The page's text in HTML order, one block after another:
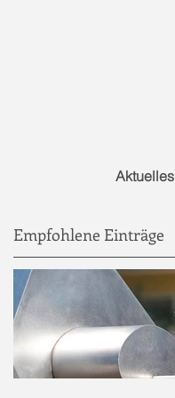
Aktuelles
Empfohlene Einträge